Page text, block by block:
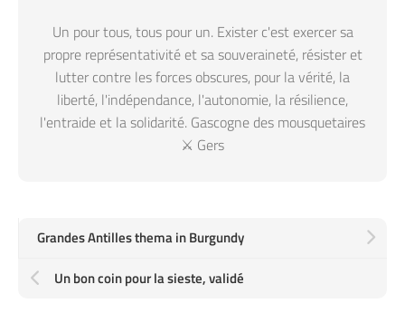
Un pour tous, tous pour un. Exister c'est exercer sa
propre représentativité et sa souveraineté, résister et
lutter contre les forces obscures, pour la vérité, la
liberté, l'indépendance, l'autonomie, la résilience,
l'entraide et la solidarité. Gascogne des mousquetaires
⚔️ Gers
Grandes Antilles thema in Burgundy
Un bon coin pour la sieste, validé